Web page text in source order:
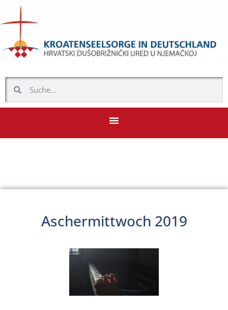
Aschermittwoch 2019